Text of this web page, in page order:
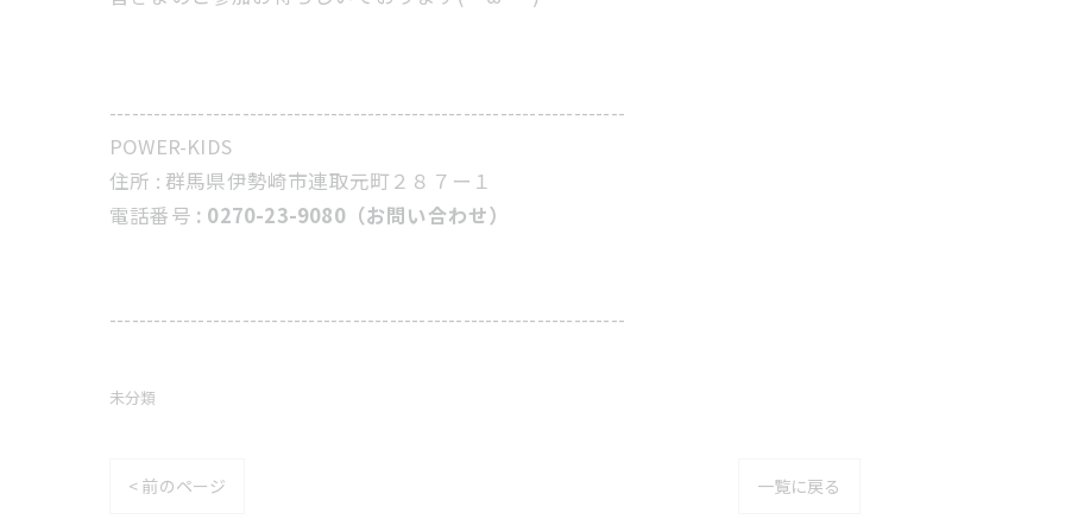
----------------------------------------------------------------------
POWER-KIDS
住所 : 群馬県伊勢崎市連取元町２８７ー１
電話番号 : 0270-23-9080（お問い合わせ）
----------------------------------------------------------------------
未分類
< 前のページ 一覧に戻る